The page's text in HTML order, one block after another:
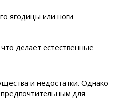
ягодицы или ноги
делает естественные
и недостатки. Однако
для